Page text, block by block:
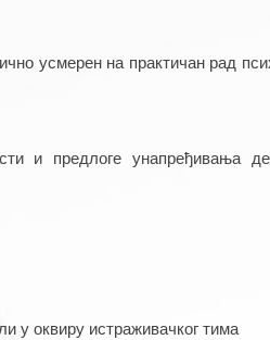
усмерен на практичан рад
и предлоге унапређивања
у оквиру истраживачког тима